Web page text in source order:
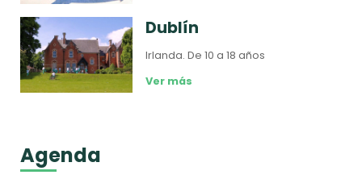
Dublín
Irlanda.De 10 a 18 años
Ver más
Agenda